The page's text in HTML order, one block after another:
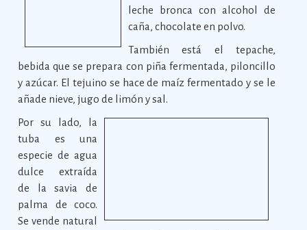
leche bronca con alcohol de
caña, chocolate en polvo.
También está el tepache,
bebida que se prepara con piña fermentada, piloncillo
y azúcar. El tejuino se hace de maíz fermentado y se le
añade nieve, jugo de limón y sal.
Por su lado, la
tuba es una
especie de agua
dulce extraída
de la savia de
palma de coco.
Se vende natural